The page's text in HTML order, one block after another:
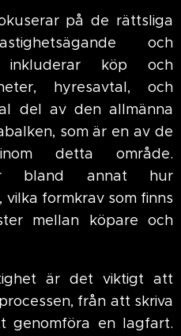
på de rättsliga
och
inkluderar köp och
hyresavtal, och
del av den allmänna
som är en av de
detta område.
bland annat hur
formkrav som finns
mellan köpare och
är det viktigt att
från att skriva
genomföra en lagfart.